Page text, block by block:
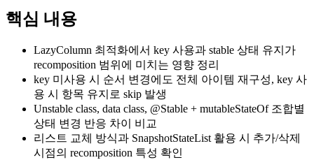
핵심 내용
LazyColumn 최적화에서 key 사용과 stable 상태 유지가
recomposition 범위에 미치는 영향 정리
key 미사용 시 순서 변경에도 전체 아이템 재구성, key 사
용 시 항목 유지로 skip 발생
Unstable class, data class, @Stable + mutableStateOf 조합별
상태 변경 반응 차이 비교
리스트 교체 방식과 SnapshotStateList 활용 시 추가/삭제
시점의 recomposition 특성 확인